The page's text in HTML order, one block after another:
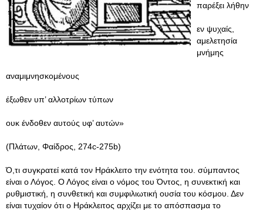
παρέξει λήθην
εν ψυχαίς,
αμελετησία
μνήμης
αναμιμνησκομένους
έξωθεν υπ’ αλλοτρίων τύπων
ουκ ένδοθεν αυτούς υφ’ αυτών»
(Πλάτων, Φαίδρος, 274c-275b)
Ό,τι συγκρατεί κατά τον Ηράκλειτο την ενότητα του. σύμπαντος
είναι ο Λόγος. Ο Λόγος είναι ο νόμος του Όντος, η συνεκτική και
ρυθμιστική, η συνθετική και συμφιλιωτική ουσία του κόσμου. Δεν
είναι τυχαίον ότι ο Ηράκλειτος αρχίζει με το απόσπασμα το